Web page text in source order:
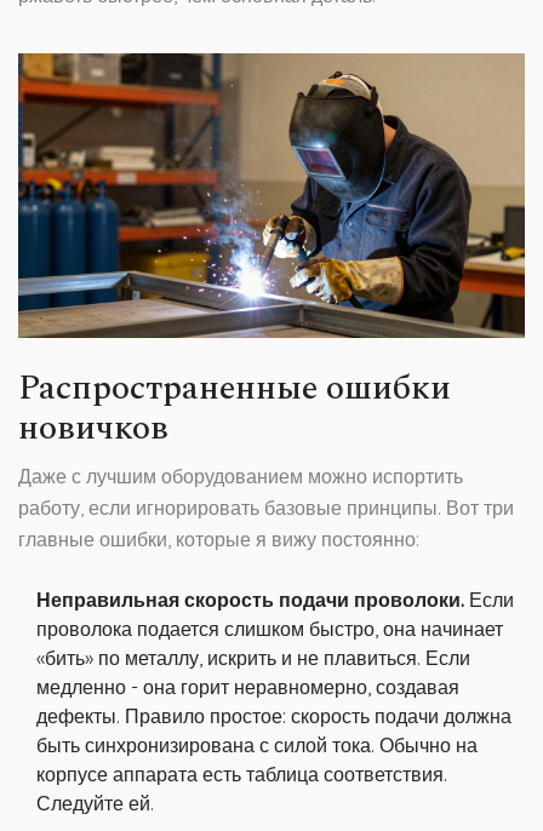
Распространенные ошибки
новичков
Даже с лучшим оборудованием можно испортить
работу, если игнорировать базовые принципы. Вот три
главные ошибки, которые я вижу постоянно:
Неправильная скорость подачи проволоки. Если
проволока подается слишком быстро, она начинает
«бить» по металлу, искрить и не плавиться. Если
медленно - она горит неравномерно, создавая
дефекты. Правило простое: скорость подачи должна
быть синхронизирована с силой тока. Обычно на
корпусе аппарата есть таблица соответствия.
Следуйте ей.